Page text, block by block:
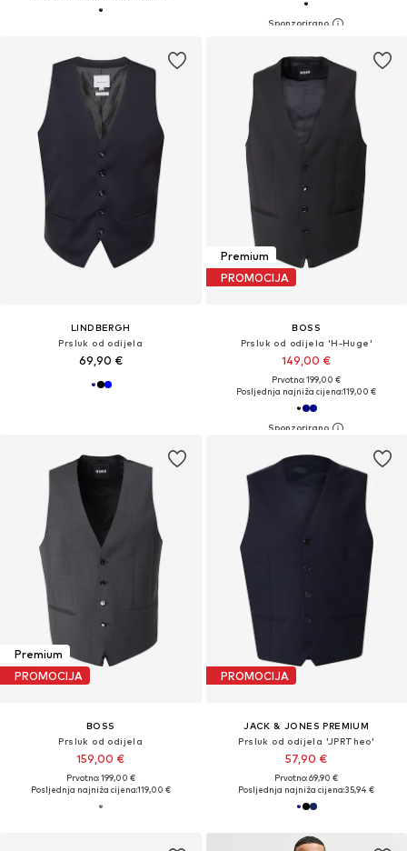
LINDBERGH
Prsluk od odijela
69,90 €
Premium
PROMOCIJA
BOSS
Prsluk od odijela 'H-Huge'
149,00 €
Prvotno: 199,00 €
Posljednja najniža cijena:119,00 €
Premium
PROMOCIJA
BOSS
Prsluk od odijela
159,00 €
Prvotno: 199,00 €
Posljednja najniža cijena:119,00 €
PROMOCIJA
JACK & JONES PREMIUM
Prsluk od odijela 'JPRTheo'
57,90 €
Prvotno: 69,90 €
Posljednja najniža cijena:35,94 €